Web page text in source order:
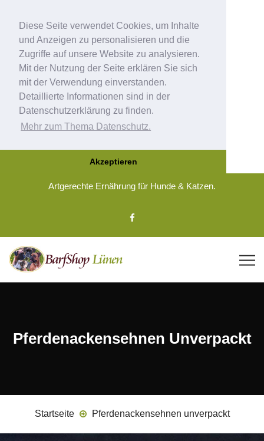
Diese Seite verwendet Cookies, um Inhalte
und Anzeigen zu personalisieren und die
Zugriffe auf unsere Website zu analysieren.
Mit der Nutzung der Seite erklären Sie sich
mit der Verwendung einverstanden.
Detaillierte Informationen sind in der
Datenschutzerklärung zu finden.
Mehr zum Thema Datenschutz.
Akzeptieren
Artgerechte Ernährung für Hunde & Katzen.
Pferdenackensehnen Unverpackt
Startseite Pferdenackensehnen unverpackt